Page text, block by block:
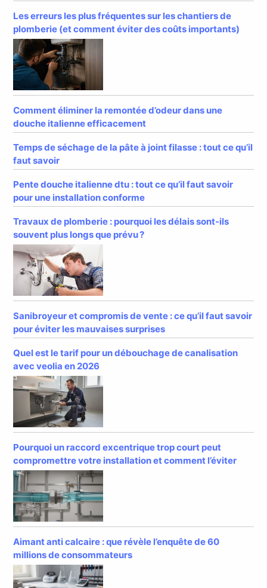
Les erreurs les plus fréquentes sur les chantiers de
plomberie (et comment éviter des coûts importants)
Comment éliminer la remontée d’odeur dans une
douche italienne efficacement
Temps de séchage de la pâte à joint filasse : tout ce qu’il
faut savoir
Pente douche italienne dtu : tout ce qu’il faut savoir
pour une installation conforme
Travaux de plomberie : pourquoi les délais sont-ils
souvent plus longs que prévu ?
Sanibroyeur et compromis de vente : ce qu’il faut savoir
pour éviter les mauvaises surprises
Quel est le tarif pour un débouchage de canalisation
avec veolia en 2026
Pourquoi un raccord excentrique trop court peut
compromettre votre installation et comment l’éviter
Aimant anti calcaire : que révèle l’enquête de 60
millions de consommateurs